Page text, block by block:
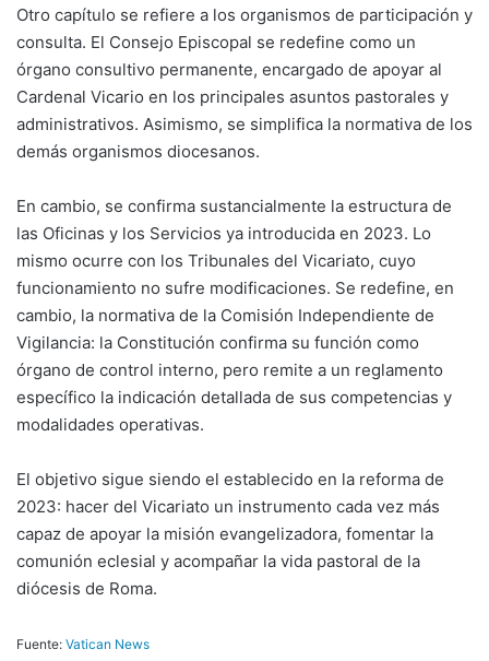
Otro capítulo se refiere a los organismos de participación y
consulta. El Consejo Episcopal se redefine como un
órgano consultivo permanente, encargado de apoyar al
Cardenal Vicario en los principales asuntos pastorales y
administrativos. Asimismo, se simplifica la normativa de los
demás organismos diocesanos.
En cambio, se confirma sustancialmente la estructura de
las Oficinas y los Servicios ya introducida en 2023. Lo
mismo ocurre con los Tribunales del Vicariato, cuyo
funcionamiento no sufre modificaciones. Se redefine, en
cambio, la normativa de la Comisión Independiente de
Vigilancia: la Constitución confirma su función como
órgano de control interno, pero remite a un reglamento
específico la indicación detallada de sus competencias y
modalidades operativas.
El objetivo sigue siendo el establecido en la reforma de
2023: hacer del Vicariato un instrumento cada vez más
capaz de apoyar la misión evangelizadora, fomentar la
comunión eclesial y acompañar la vida pastoral de la
diócesis de Roma.
Fuente: Vatican News